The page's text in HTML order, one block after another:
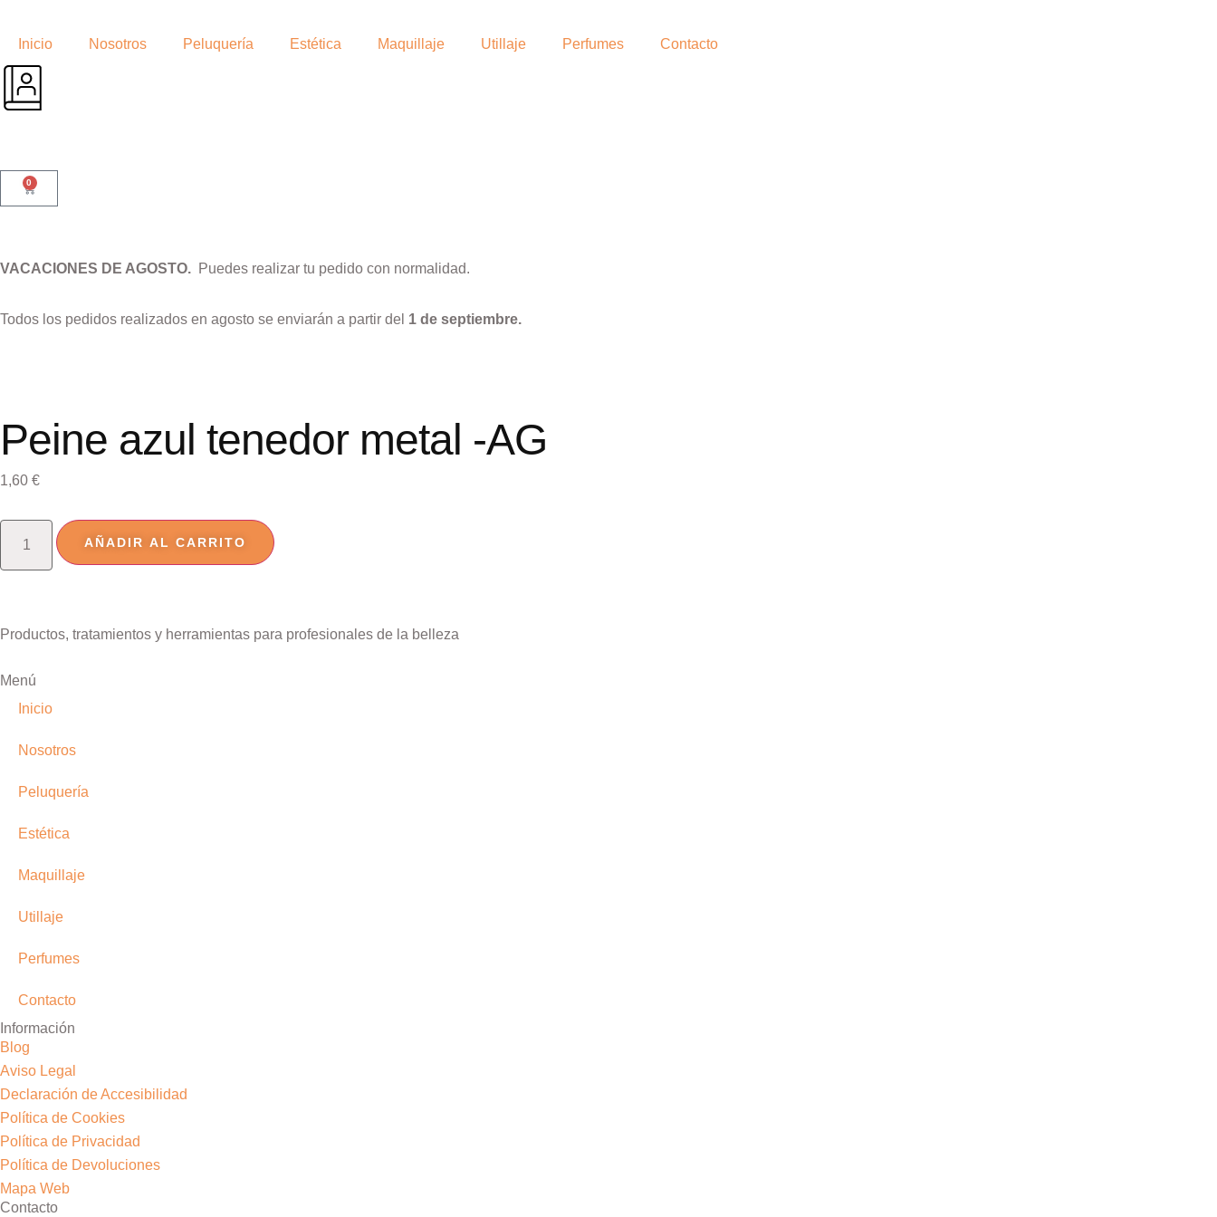
Inicio Nosotros Peluquería Estética Maquillaje Utillaje Perfumes Contacto
0
VACACIONES DE AGOSTO. Puedes realizar tu pedido con normalidad.
Todos los pedidos realizados en agosto se enviarán a partir del 1 de septiembre.
Peine azul tenedor metal -AG
1,60 €
AÑADIR AL CARRITO
Productos, tratamientos y herramientas para profesionales de la belleza
Menú
Inicio
Nosotros
Peluquería
Estética
Maquillaje
Utillaje
Perfumes
Contacto
Información
Blog
Aviso Legal
Declaración de Accesibilidad
Política de Cookies
Política de Privacidad
Política de Devoluciones
Mapa Web
Contacto